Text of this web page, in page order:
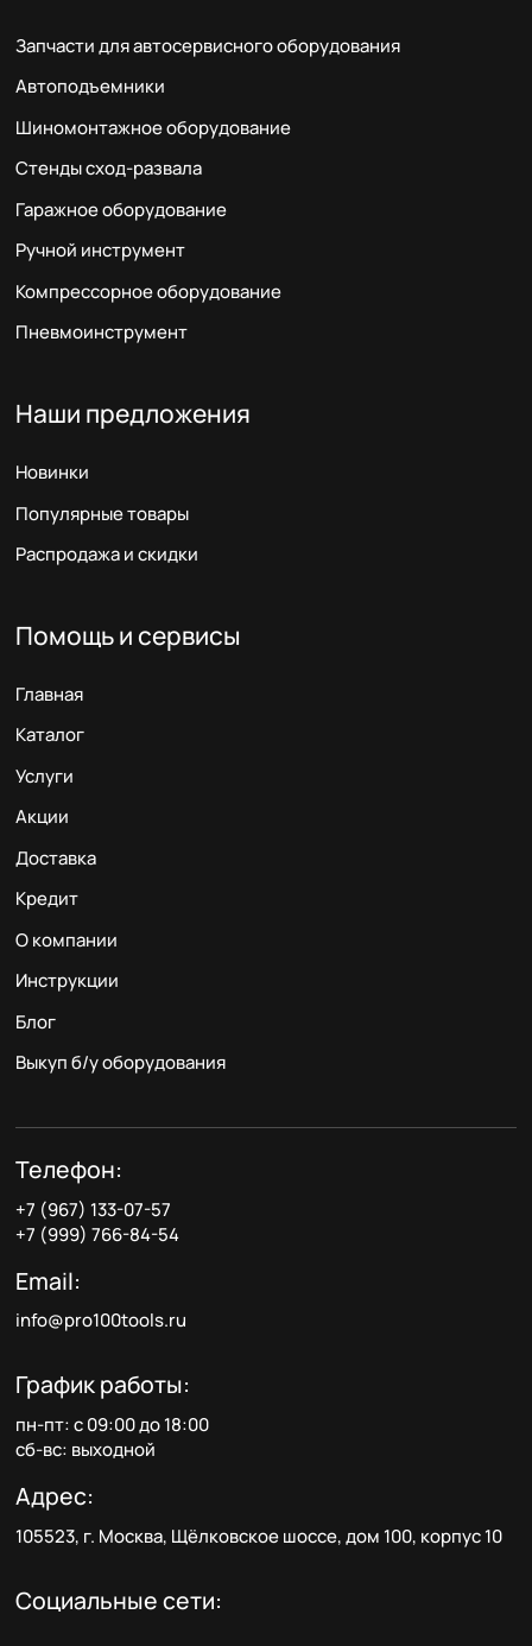
Запчасти для автосервисного оборудования
Автоподъемники
Шиномонтажное оборудование
Стенды сход-развала
Гаражное оборудование
Ручной инструмент
Компрессорное оборудование
Пневмоинструмент
Наши предложения
Новинки
Популярные товары
Распродажа и скидки
Помощь и сервисы
Главная
Каталог
Услуги
Акции
Доставка
Кредит
О компании
Инструкции
Блог
Выкуп б/у оборудования
Телефон:
+7 (967) 133-07-57
+7 (999) 766-84-54
Email:
info@pro100tools.ru
График работы:
пн-пт: с 09:00 до 18:00
сб-вс: выходной
Адрес:
105523, г. Москва, Щёлковское шоссе, дом 100, корпус 10
Социальные сети: